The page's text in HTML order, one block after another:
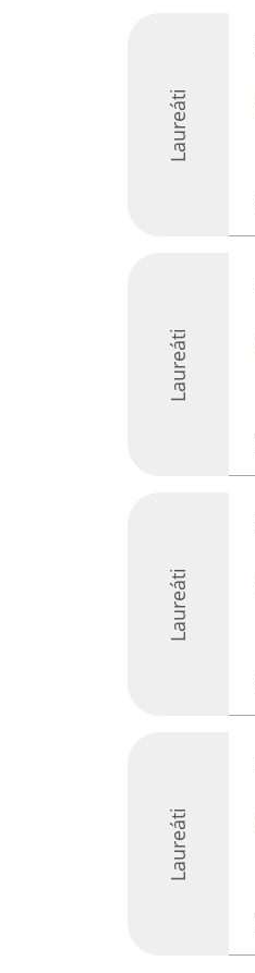
Laureáti
Laureáti
Laureáti
Laureáti